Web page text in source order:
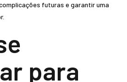
futuras e garantir uma
para